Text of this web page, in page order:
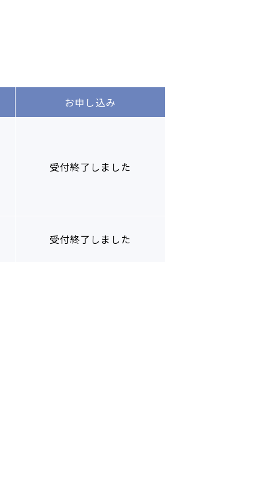
お申し込み
受付終了しました
受付終了しました